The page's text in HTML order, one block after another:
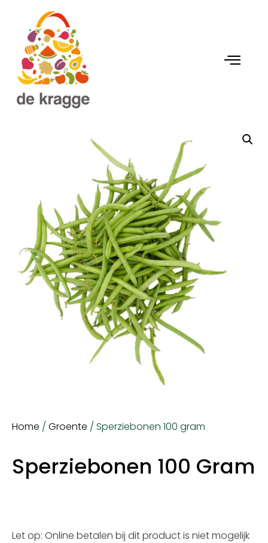
Home / Groente / Sperziebonen 100 gram
Sperziebonen 100 Gram
Let op: Online betalen bij dit product is niet mogelijk